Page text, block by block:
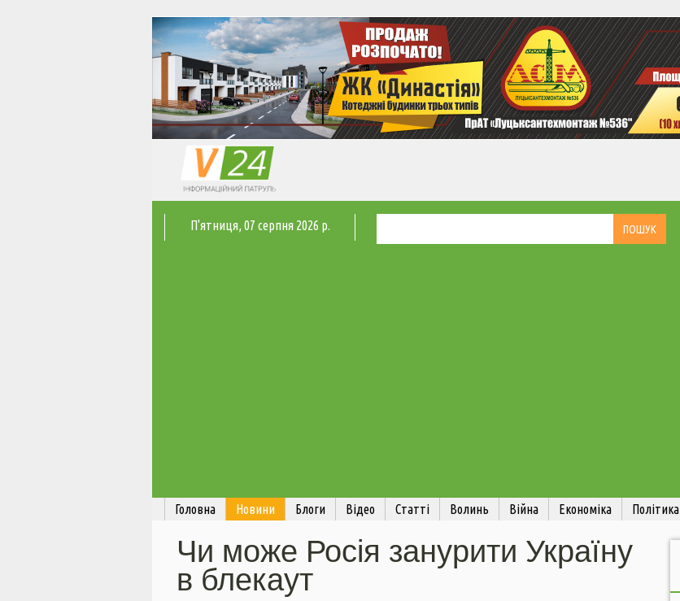
П'ятниця, 07 серпня 2026 р.
Головна Новини Блоги Відео Статті Волинь Війна Економіка Політика
Чи може Росія занурити Україну
в блекаут